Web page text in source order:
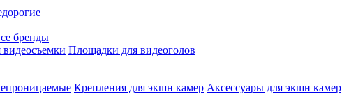
бренды
Площадки для видеоголов
Крепления для экшн камер Аксессуары для экшн камер